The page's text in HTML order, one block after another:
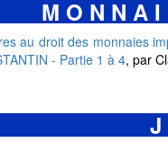
M O N N A
au droit des monnaies
- Partie 1 à 4, par
J